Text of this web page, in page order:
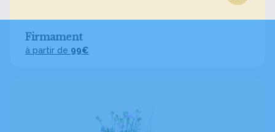
Firmament
à partir de 99€